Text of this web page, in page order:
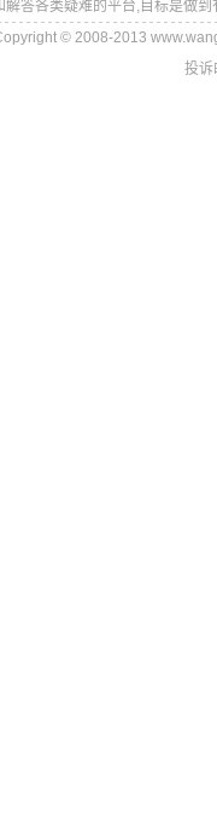
解答各类疑难的平台,目标是做
© 2008-2013
投诉